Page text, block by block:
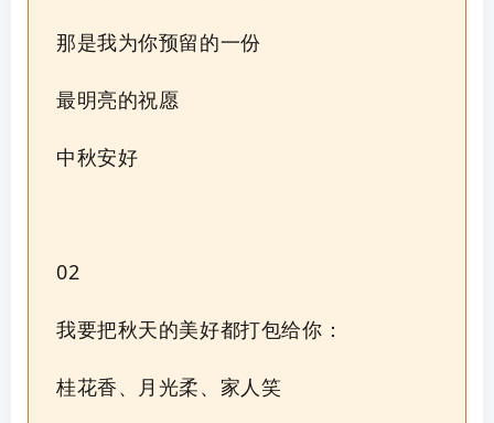
那是我为你预留的一份
最明亮的祝愿
中秋安好
02
我要把秋天的美好都打包给你：
桂花香、月光柔、家人笑